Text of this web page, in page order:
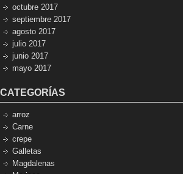
octubre 2017
septiembre 2017
agosto 2017
julio 2017
junio 2017
mayo 2017
CATEGORÍAS
arroz
Carne
crepe
Galletas
Magdalenas